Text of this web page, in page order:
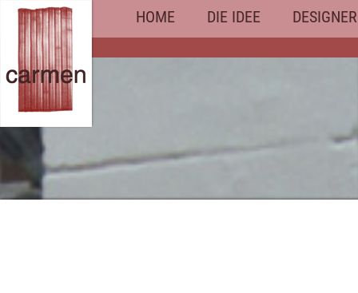
HOME DIE IDEE DESIGNER